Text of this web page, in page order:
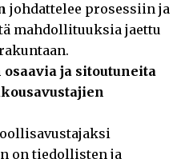
johdattelee prosessiin ja
mahdollituuksia jaettu
ja sitoutuneita
on tiedollisten ja